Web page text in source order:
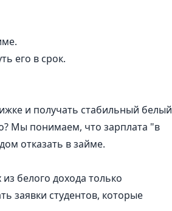
его в срок.
и получать стабильный белый
Мы понимаем, что зарплата "в
отказать в займе.
белого дохода только
заявки студентов, которые